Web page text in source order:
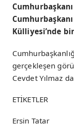
Külliyesi’nde
gerçekleşen
Cevdet Yılmaz
ETİKETLER
Ersin Tatar